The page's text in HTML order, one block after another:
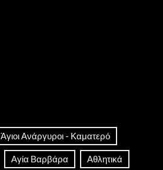
Άγιοι Ανάργυροι - Καματερό
Αγία Βαρβάρα Αθλητικά